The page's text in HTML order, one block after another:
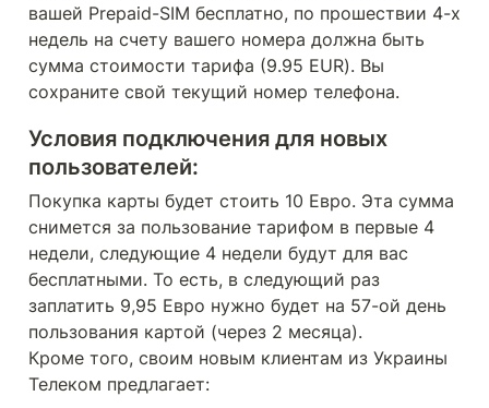
вашей Prepaid-SIM бесплатно, по прошествии 4-х
недель на счету вашего номера должна быть
сумма стоимости тарифа (9.95 EUR). Вы
сохраните свой текущий номер телефона.
Условия подключения для новых
пользователей:
Покупка карты будет стоить 10 Евро. Эта сумма
снимется за пользование тарифом в первые 4
недели, следующие 4 недели будут для вас
бесплатными. То есть, в следующий раз
заплатить 9,95 Евро нужно будет на 57-ой день
пользования картой (через 2 месяца).
Кроме того, своим новым клиентам из Украины
Телеком предлагает: